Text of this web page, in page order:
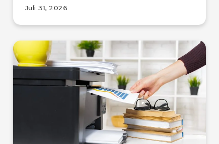
Juli 31, 2026